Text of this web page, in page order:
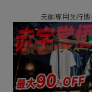
元帥専用先行